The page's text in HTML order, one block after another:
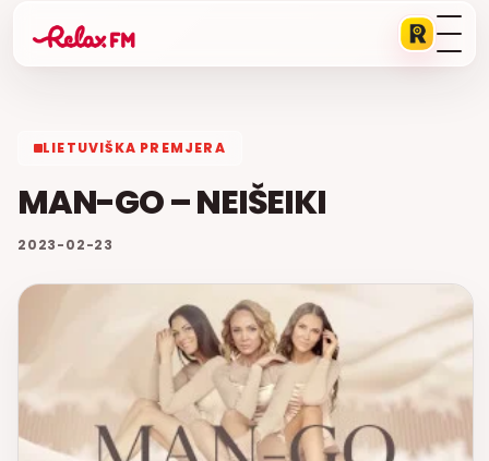
LIETUVIŠKA PREMJERA
MAN-GO – NEIŠEIKI
2023-02-23